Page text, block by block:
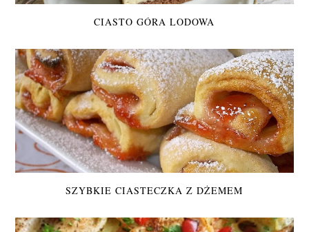
CIASTO GÓRA LODOWA
SZYBKIE CIASTECZKA Z DŻEMEM